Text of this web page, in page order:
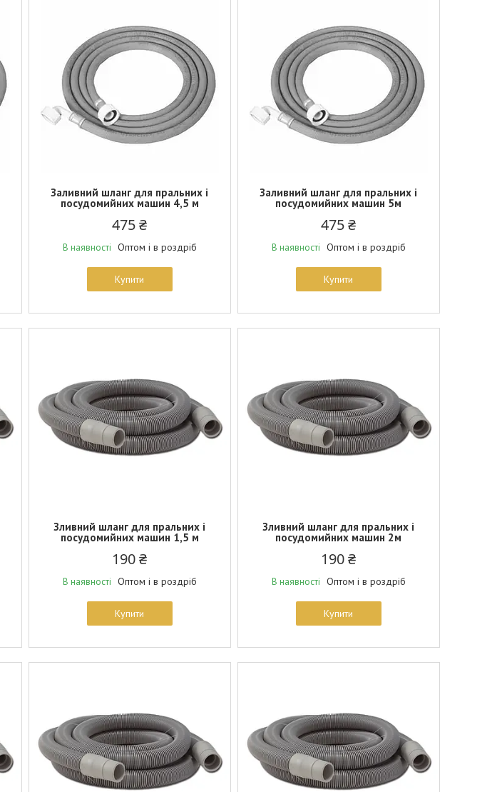
Заливний шланг для пральних і
посудомийних машин 4,5 м
475 ₴
В наявності Оптом і в роздріб
Купити
Заливний шланг для пральних і
посудомийних машин 5м
475 ₴
В наявності Оптом і в роздріб
Купити
Зливний шланг для пральних і
посудомийних машин 1,5 м
190 ₴
В наявності Оптом і в роздріб
Купити
Зливний шланг для пральних і
посудомийних машин 2м
190 ₴
В наявності Оптом і в роздріб
Купити